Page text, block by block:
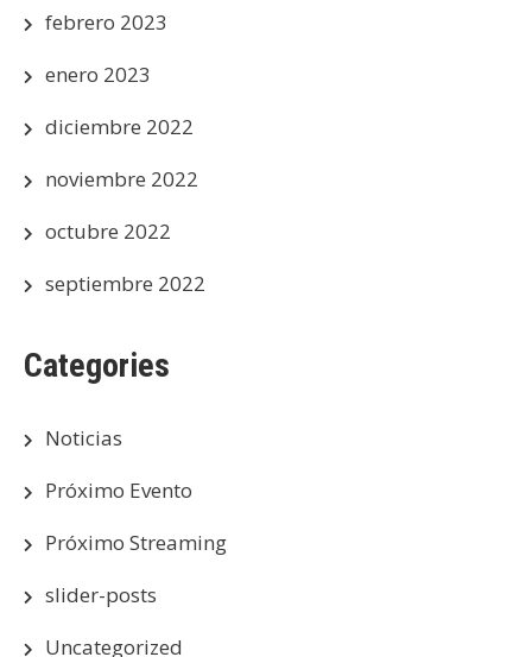
febrero 2023
enero 2023
diciembre 2022
noviembre 2022
octubre 2022
septiembre 2022
Categories
Noticias
Próximo Evento
Próximo Streaming
slider-posts
Uncategorized